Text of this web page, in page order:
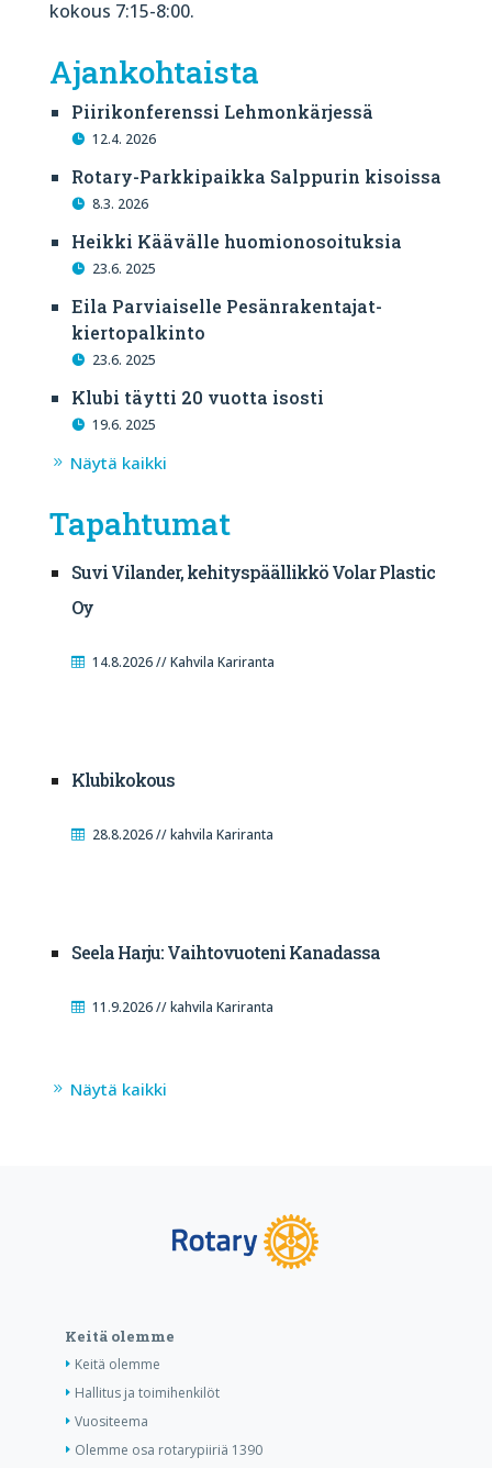
kokous 7:15-8:00.
Ajankohtaista
Piirikonferenssi Lehmonkärjessä
12.4. 2026
Rotary-Parkkipaikka Salppurin kisoissa
8.3. 2026
Heikki Käävälle huomionosoituksia
23.6. 2025
Eila Parviaiselle Pesänrakentajat-
kiertopalkinto
23.6. 2025
Klubi täytti 20 vuotta isosti
19.6. 2025
Näytä kaikki
Tapahtumat
Suvi Vilander, kehityspäällikkö Volar Plastic
Oy
14.8.2026 // Kahvila Kariranta
Klubikokous
28.8.2026 // kahvila Kariranta
Seela Harju: Vaihtovuoteni Kanadassa
11.9.2026 // kahvila Kariranta
Näytä kaikki
Keitä olemme
Keitä olemme
Hallitus ja toimihenkilöt
Vuositeema
Olemme osa rotarypiiriä 1390